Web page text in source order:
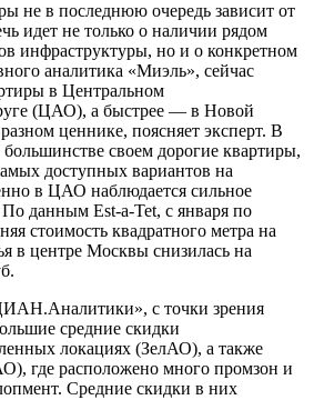
не в последнюю очередь зависит от
идет не только о наличии рядом
инфраструктуры, но и о конкретном
аналитика «Миэль», сейчас
в Центральном
(ЦАО), а быстрее — в Новой
ценнике, поясняет эксперт. В
своем дорогие квартиры,
доступных вариантов на
в ЦАО наблюдается сильное
данным Est-a-Tet, с января по
стоимость квадратного метра на
в центре Москвы снизилась на
с точки зрения
средние скидки
локациях (ЗелАО), а также
где расположено много промзон и
Средние скидки в них